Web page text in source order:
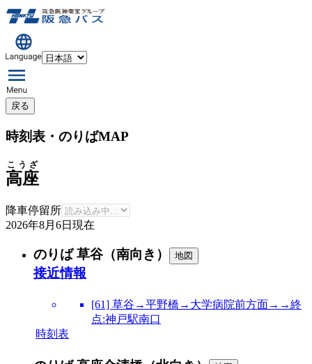
戻る
時刻表・のりばMAP
高座
こうざ
降車停留所
2026年8月6日 現在
のりば 草谷（南向き） 地図
接近情報
[61] 草谷→平野橋→大学病院前方面→→終
点:神戸駅南口
時刻表